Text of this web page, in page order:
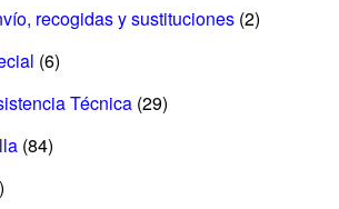
recogidas y sustituciones (2)
(6)
Técnica (29)
(84)